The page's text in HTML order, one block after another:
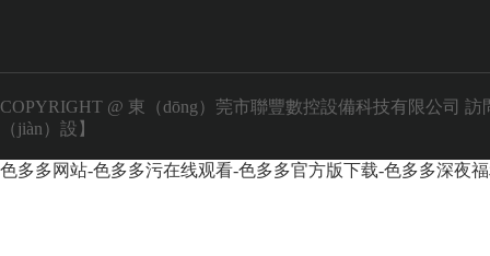
COPYRIGHT @ 東（dōng）莞市聯豐數控設備科技有限公司 訪
（jiàn）設】
色多多网站-色多多污在线观看-色多多官方版下载-色多多深夜